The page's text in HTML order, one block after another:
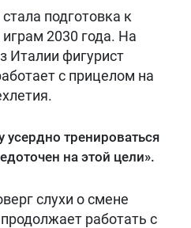
подготовка к
2030 года. На
Италии фигурист
с прицелом на
усердно тренироваться
на этой цели».
слухи о смене
работать с